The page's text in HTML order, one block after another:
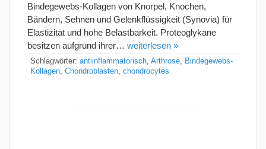
Bindegewebs-Kollagen von Knorpel, Knochen,
Bändern, Sehnen und Gelenkflüssigkeit (Synovia) für
Elastizität und hohe Belastbarkeit. Proteoglykane
besitzen aufgrund ihrer… weiterlesen »
Schlagwörter: antiinflammatorisch Arthrose
Bindegewebs-
Kollagen Chondroblasten chondrocytes